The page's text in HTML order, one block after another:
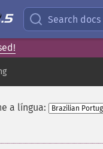
Search docs
a língua: